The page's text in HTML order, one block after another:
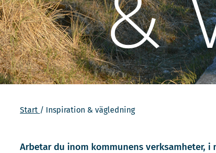
Start Inspiration & vägledning
Arbetar du inom kommunens verksamheter,